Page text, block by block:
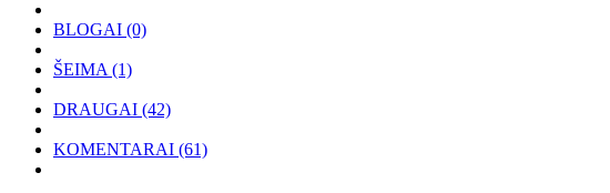
BLOGAI (0)
ŠEIMA (1)
DRAUGAI (42)
KOMENTARAI (61)